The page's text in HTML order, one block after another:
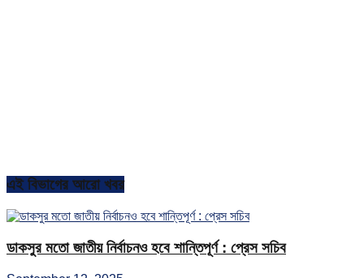
এই বিভাগের আরো খবর
ডাকসুর মতো জাতীয় নির্বাচনও হবে শান্তিপূর্ণ : প্রেস সচিব